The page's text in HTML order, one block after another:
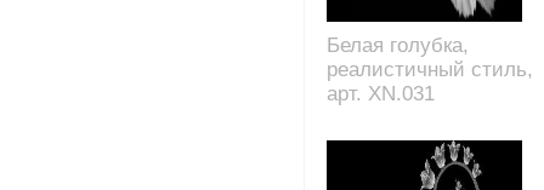
Белая голубка,
реалистичный стиль,
арт. XN.031